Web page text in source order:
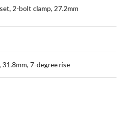
2-bolt clamp, 27.2mm
7-degree rise